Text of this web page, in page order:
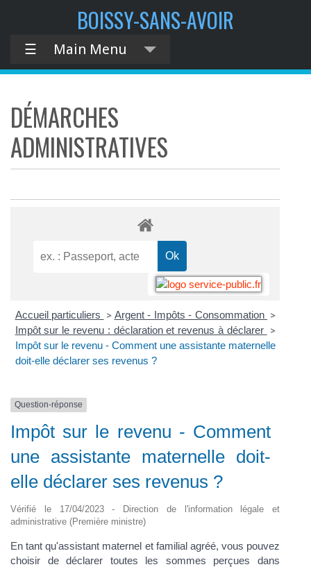
BOISSY-SANS-AVOIR
☰ Main Menu
DÉMARCHES
ADMINISTRATIVES
Accueil particuliers > Argent - Impôts - Consommation >
Impôt sur le revenu : déclaration et revenus à déclarer >
Impôt sur le revenu - Comment une assistante maternelle
doit-elle déclarer ses revenus ?
Question-réponse
Impôt sur le revenu - Comment
une assistante maternelle doit-
elle déclarer ses revenus ?
Vérifié le 17/04/2023 - Direction de l'information légale et
administrative (Première ministre)
En tant qu'assistant maternel et familial agréé, vous pouvez
choisir de déclarer toutes les sommes perçues dans